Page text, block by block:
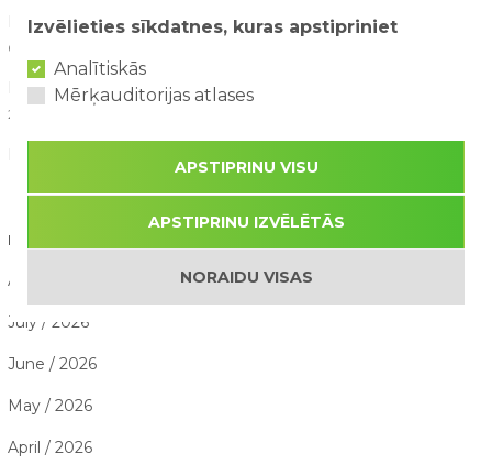
Drošība ūdens atrakcijās: kā tās izbaudīt kopā ar bērniem?
02/08/2026
Kā saorganizēt perfektu ģimenes piedzīvojumu dienu?
29/07/2026
RAKSTU ARHĪVS
August / 2026
July / 2026
June / 2026
May / 2026
April / 2026
Izvēlieties sīkdatnes, kuras apstipriniet
Analītiskās
Mērķauditorijas atlases
APSTIPRINU VISU
APSTIPRINU IZVĒLĒTĀS
NORAIDU VISAS